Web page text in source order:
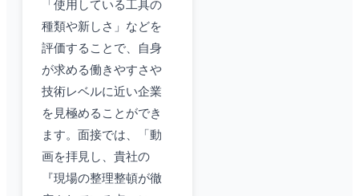
「使用している工具の
種類や新しさ」などを
評価することで、自身
が求める働きやすさや
技術レベルに近い企業
を見極めることができ
ます。面接では、「動
画を拝見し、貴社の
『現場の整理整頓が徹